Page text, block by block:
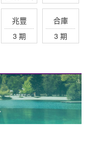
兆豐
3 期
合庫
3 期